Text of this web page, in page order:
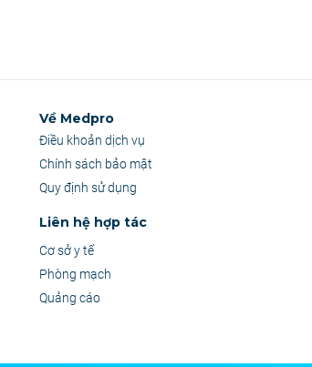
Về Medpro
Điều khoản dịch vụ
Chính sách bảo mật
Quy định sử dụng
Liên hệ hợp tác
Cơ sở y tế
Phòng mạch
Quảng cáo